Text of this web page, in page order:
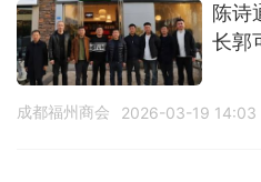
陈诗
长郭
成都福州商会 2026-03-19 14:03